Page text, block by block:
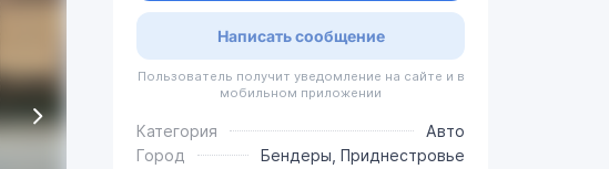
Написать сообщение
Пользователь получит уведомление на сайте и в
мобильном приложении
Категория
Авто
Город
Бендеры, Приднестровье